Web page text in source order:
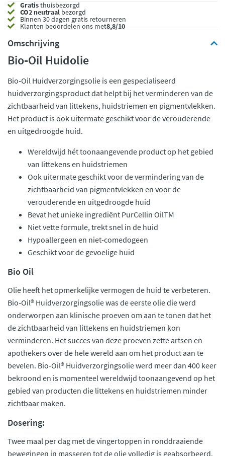
Gratisthuisbezorgd
CO2 neutraal bezorgd
Binnen 30 dagen gratis retourneren
Klanten beoordelen ons met8,8/10
Omschrijving
Bio‑Oil Huidolie
Bio‑Oil Huidverzorgingsolie is een gespecialiseerd
huidverzorgingsproduct dat helpt bij het verminderen van de
zichtbaarheid van littekens, huidstriemen en pigmentvlekken.
Het product is ook uitermate geschikt voor de verouderende
en uitgedroogde huid.
Wereldwijd hét toonaangevende product op het gebied
van littekens en huidstriemen
Ook uitermate geschikt voor de vermindering van de
zichtbaarheid van pigmentvlekken en voor de
verouderende en uitgedroogde huid
Bevat het unieke ingrediënt PurCellin OilTM
Niet vette formule, trekt snel in de huid
Hypoallergeen en niet-comedogeen
Geschikt voor de gevoelige huid
Bio Oil
Olie heeft het opmerkelijke vermogen de huid te verbeteren.
Bio‑Oil® Huidverzorgingsolie was de eerste olie die werd
onderworpen aan klinische proeven om aan te tonen dat het
de zichtbaarheid van littekens en huidstriemen kon
verminderen. Het succes van deze proeven zette artsen en
apothekers over de hele wereld aan om het product aan te
bevelen. Bio‑Oil® Huidverzorgingsolie werd meer dan 400 keer
bekroond en is momenteel wereldwijd toonaangevend op het
gebied van producten die littekens en huidstriemen minder
zichtbaar maken.
Dosering:
Twee maal per dag met de vingertoppen in ronddraaiende
bewegingen in masseren tot de olie volledig is geabsorbeerd.